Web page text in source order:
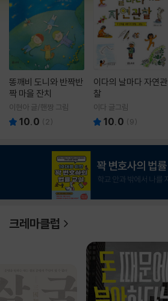
똥깨비 도니와 반짝반
짝 마을 잔치
이현아 글/핸짱 그림
10.0 ( 2)
이다의 날마다 자연관
찰
이다 글그림
10.0 (9)
크레마클럽